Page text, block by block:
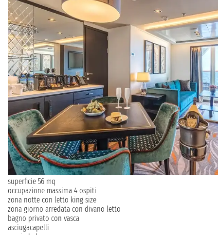
superficie 56 mq
occupazione massima 4 ospiti
zona notte con letto king size
zona giorno arredata con divano letto
bagno privato con vasca
asciugacapelli